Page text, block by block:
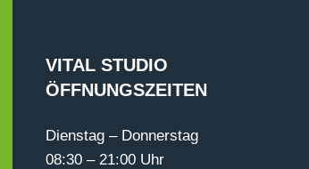
VITAL STUDIO
ÖFFNUNGSZEITEN
Dienstag – Donnerstag
08:30 – 21:00 Uhr